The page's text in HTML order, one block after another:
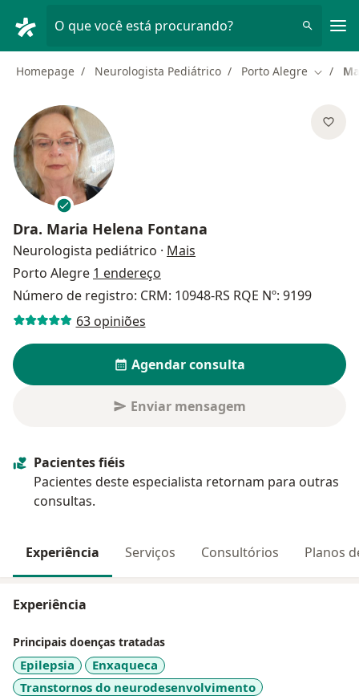
O que você está procurando?
Homepage Neurologista Pediátrico Porto Alegre Mudar
Dra. Maria Helena Fontana
Neurologista pediátrico · Mais
Porto Alegre 1 endereço
Número de registro: CRM: 10948-RS RQE Nº: 9199
63 opiniões
Agendar consulta
Enviar mensagem
Pacientes fiéis
Pacientes deste especialista retornam para outras
consultas.
Experiência Serviços Consultórios Planos
Experiência
Principais doenças tratadas
Epilepsia
Enxaqueca
Transtornos do neurodesenvolvimento